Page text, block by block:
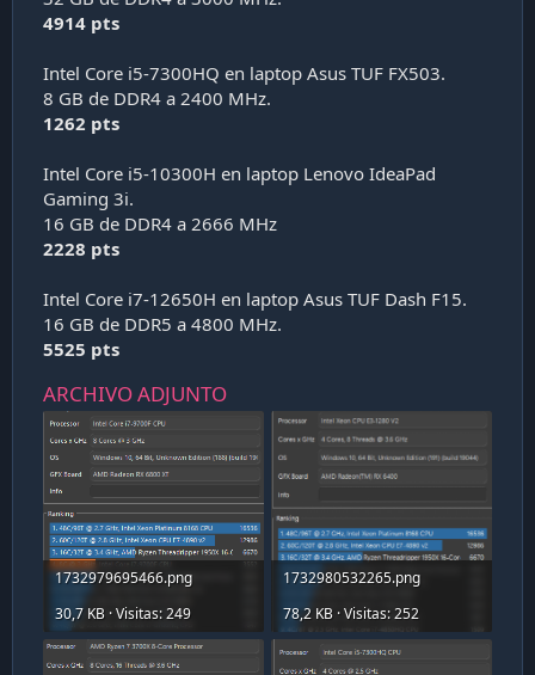
4914 pts
Intel Core i5-7300HQ en laptop Asus TUF FX503.
8 GB de DDR4 a 2400 MHz.
1262 pts
Intel Core i5-10300H en laptop Lenovo IdeaPad
Gaming 3i.
16 GB de DDR4 a 2666 MHz
2228 pts
Intel Core i7-12650H en laptop Asus TUF Dash F15.
16 GB de DDR5 a 4800 MHz.
5525 pts
ARCHIVO ADJUNTO
1732979695466.png
30,7 KB · Visitas: 249
1732980532265.png
78,2 KB · Visitas: 252